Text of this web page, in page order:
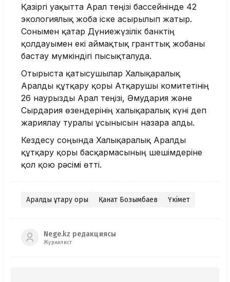
Қазіргі уақытта Арал теңізі бассейнінде 42
экологиялық жоба іске асырылып жатыр.
Сонымен қатар Дүниежүзілік банктің
қолдауымен екі аймақтық гранттық жобаны
бастау мүмкіндігі пысықталуда.
Отырыста қатысушылар Халықаралық
Аралды құтқару қоры Атқарушы комитетінің
26 наурызды Арал теңізі, Әмудария және
Сырдария өзендерінің халықаралық күні деп
жариялау туралы ұсынысын назарға алды.
Кездесу соңында Халықаралық Аралды
құтқару қоры басқармасының шешімдеріне
қол қою рәсімі өтті.
Аралды құтқару қоры Қанат Бозымбаев Үкімет
Nege.kz редакциясы
Журналист